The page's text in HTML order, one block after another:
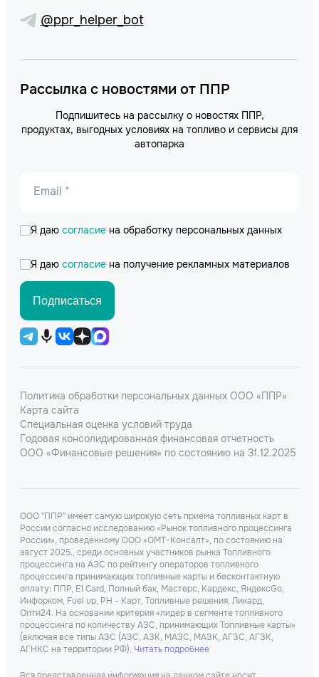
@ppr_helper_bot
Рассылка с новостями от ППР
Подпишитесь на рассылку о новостях ППР,
продуктах, выгодных условиях на топливо и сервисы для
автопарка
Email *
Я даю согласие на обработку персональных данных
Я даю согласие на получение рекламных материалов
Подписаться
Политика обработки персональных данных ООО «ППР»
Карта сайта
Специальная оценка условий труда
Годовая консолидированная финансовая отчетность
ООО «Финансовые решения» по состоянию на 31.12.2025
ООО "ППР" имеет самую широкую сеть приема топливных карт в
России согласно исследованию «Рынок топливного процессинга
России», проведенному ООО «ОМТ-Консалт», по состоянию на
август 2025., среди основных участников рынка Топливного
процессинга на АЗС по рейтингу операторов топливного
процессинга принимающих топливные карты и бесконтактную
оплату: ППР, Е1 Card, Полный бак, Мастерс, Кардекс, ЯндексGo,
Инфорком, Fuel up, РН - Карт, Топливные решения, Ликард,
Опти24. На основании критерия «лидер в сегменте топливного
процессинга по количеству АЗС, принимающих Топливные карты»
(включая все типы АЗС (АЗС, АЗК, МАЗС, МАЗК, АГЗС, АГЗК,
АГНКС на территории РФ). Читать подробнее